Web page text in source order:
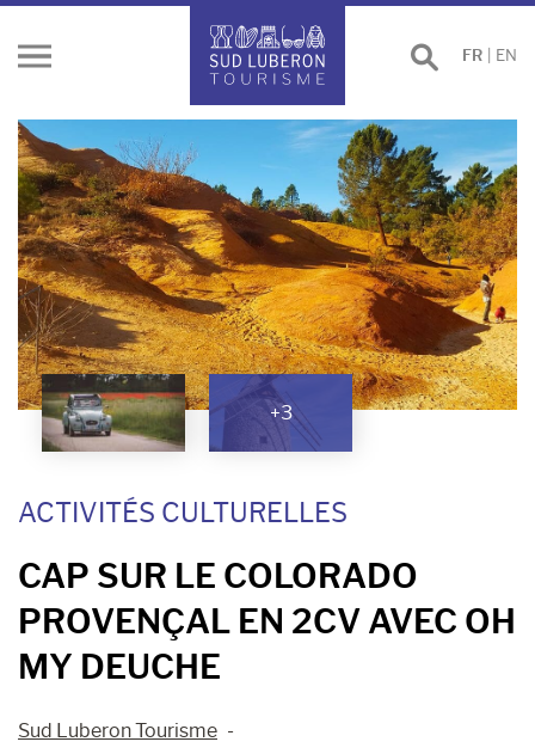
Ouvrir
Effectuer
une
FR EN
+3
ACTIVITÉS CULTURELLES
CAP SUR LE COLORADO
PROVENÇAL EN 2CV AVEC OH
MY DEUCHE
Sud Luberon Tourisme